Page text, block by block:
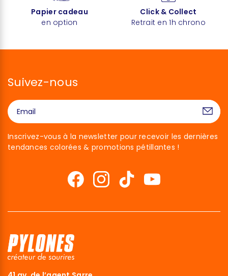
Papier cadeau
en option
Click & Collect
Retrait en 1h chrono
Suivez-nous
Inscrivez-vous à la newsletter pour recevoir les dernières
tendances colorées & promotions pétillantes !